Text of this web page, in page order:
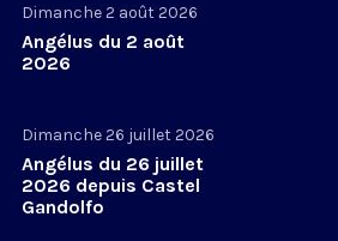
Dimanche 2 août 2026
Angélus du 2 août
2026
Dimanche 26 juillet 2026
Angélus du 26 juillet
2026 depuis Castel
Gandolfo